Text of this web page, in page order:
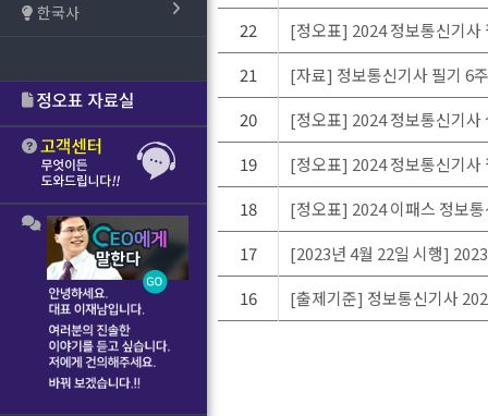
한국사
22
[정오표] 2024 정보통신기
21
[자료] 정보통신기사 필기 6
20
[정오표] 2024 정보통신기
19
[정오표] 2024 정보통신기
18
[정오표] 2024 이패스 정보
17
[2023년 4월 22일 시행]
16
[출제기준] 정보통신기사